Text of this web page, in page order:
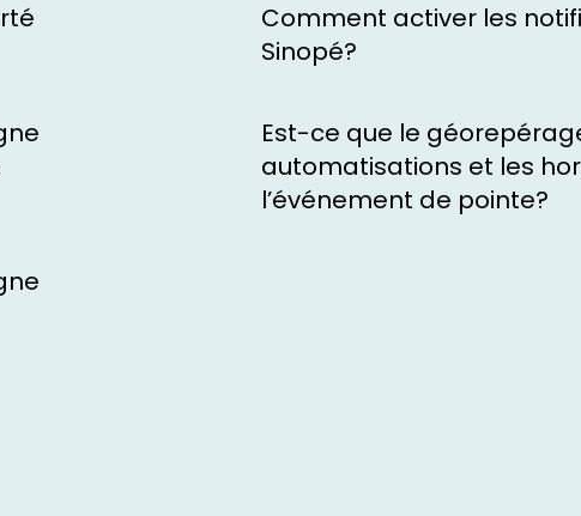
Comment activer les
Sinopé?
Est-ce que le
automatisations et les
l’événement de pointe?